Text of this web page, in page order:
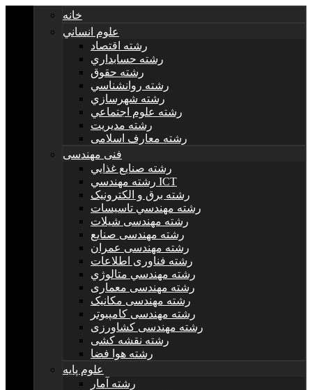
خانه
علوم انساني
رشته اقتصاد
رشته حسابداري
رشته حقوق
رشته روانشناسي
رشته شهرسازي
رشته علوم اجتماعي
رشته مديريت
رشته معارف اسلامی
فنی مهندسی
رشته صنايع غذايي
رشته مهندسي ICT
رشته برق و الکترونيک
رشته مهندسي تاسيسات
رشته مهندسی شیلات
رشته مهندسی صنایع
رشته مهندسی عمران
رشته فناوری اطلاعات
رشته مهندسي متالوژي
رشته مهندسی معماری
رشته مهندسی مکانیک
رشته مهندسی کامپیوتر
رشته مهندسی کشاورزی
رشته نقشه کشی
رشته هوا فضا
علوم پایه
رشته آمار